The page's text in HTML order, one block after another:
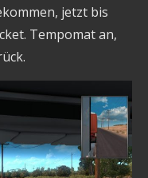
jetzt bis
Tempomat an,